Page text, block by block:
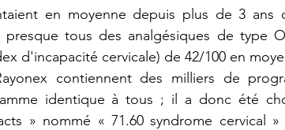
en moyenne depuis plus de 3 ans
presque tous des analgésiques de type
d'incapacité cervicale) de 42/100 en
contiennent des milliers de
identique à tous ; il a donc été
» nommé « 71.60 syndrome cervical